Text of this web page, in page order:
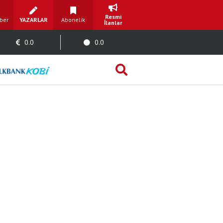
YAZARLAR Abonelik
Resmi
İlanlar
0.0 0.0